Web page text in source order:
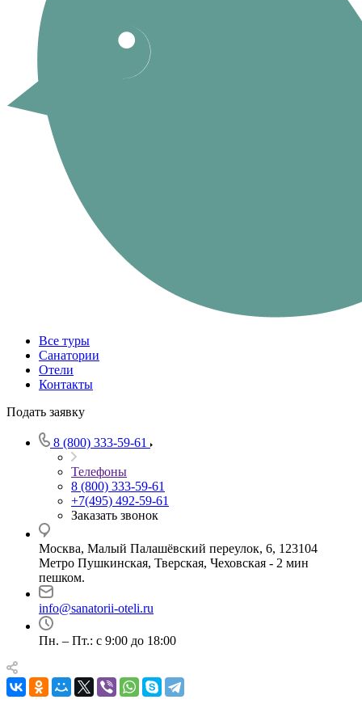
Все туры
Санатории
Отели
Контакты
Подать заявку
8 (800) 333-59-61
Телефоны
8 (800) 333-59-61
+7(495) 492-59-61
Заказать звонок
Москва, Малый Палашёвский переулок, 6, 123104
Метро Пушкинская, Тверская, Чеховская - 2 мин
пешком.
info@sanatorii-oteli.ru
Пн. – Пт.: с 9:00 до 18:00